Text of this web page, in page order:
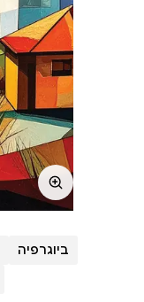
ביוגרפיה